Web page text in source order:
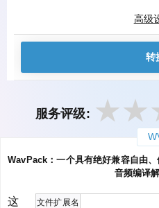
高级
转
服务评级:
WavPack：一个具有绝好兼容自由
音频编译
文件扩展名
这